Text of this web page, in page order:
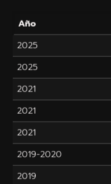
Año
2025
2025
2021
2021
2021
2019-2020
2019